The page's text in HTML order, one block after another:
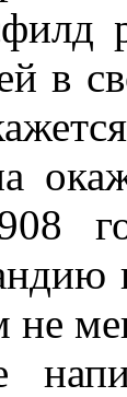
в
не